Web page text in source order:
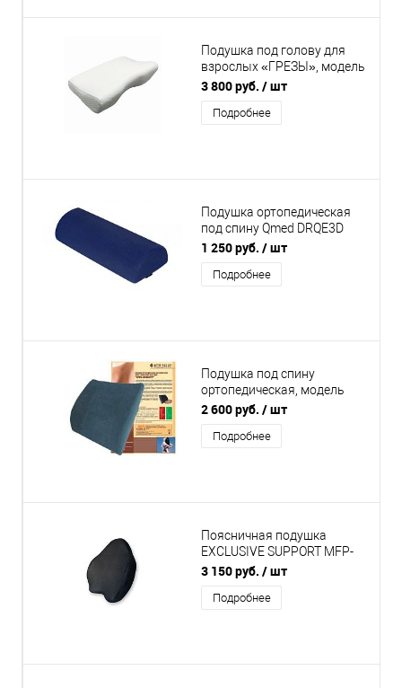
Подушка под голову для
взрослых «ГРЕЗЫ», модель
3182
3 800 руб. / шт
Подробнее
Подушка ортопедическая
под спину Qmed DRQE3D
LUMBAR HALF ROLL
1 250 руб. / шт
Подробнее
Подушка под спину
ортопедическая, модель
1173 с рельефной
поверхностью
2 600 руб. / шт
Подробнее
Поясничная подушка
EXCLUSIVE SUPPORT MFP-
5344
3 150 руб. / шт
Подробнее